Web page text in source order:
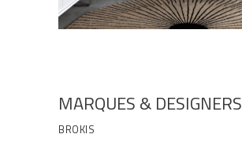
MARQUES & DESIGNERS
BROKIS